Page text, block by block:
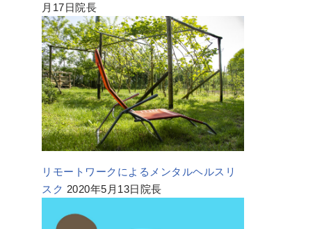
月17日院長
リモートワークによるメンタルヘルスリ
スク 2020年5月13日院長